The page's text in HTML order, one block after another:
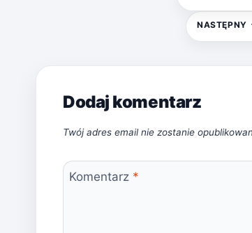
NASTĘPNY
Dodaj komentarz
Twój adres email nie zostanie
Komentarz *